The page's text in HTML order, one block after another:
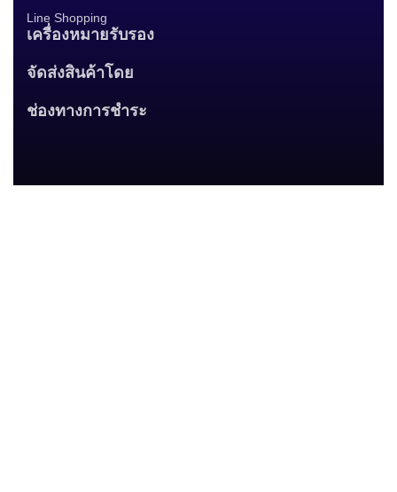
Line Shopping
เครื่องหมายรับรอง
จัดส่งสินค้าโดย
ช่องทางการชำระ